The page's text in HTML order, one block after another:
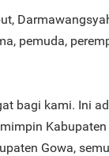
pemuda,
bagi kami. Ini
Gowa,